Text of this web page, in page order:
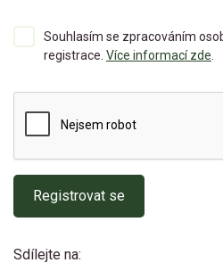
Souhlasím se zpracováním
registrace. Více informací zde.
Registrovat se
Sdílejte na: